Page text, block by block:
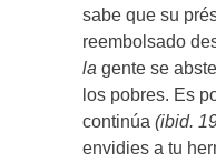
sabe que su
reembolsado
la gente se
los pobres. Es
continúa (ibid.
envidies a tu